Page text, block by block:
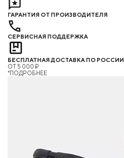
ГАРАНТИЯ ОТ ПРОИЗВОДИТЕЛЯ
СЕРВИСНАЯ ПОДДЕРЖКА
БЕСПЛАТНАЯ ДОСТАВКА ПО РОССИИ
ОТ 5 000 ₽
*ПОДРОБНЕЕ